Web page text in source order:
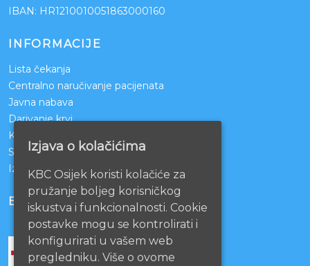
IBAN: HR1210010051863000160
INFORMACIJE
Lista čekanja
Centralno naručivanje pacijenata
Javna nabava
Darivanje krvi
KBCO Webmail
Sestrinstvo KBC Osijek
Izjava o pristupačnosti mrežnih stranica
BOLNICE PARTNERI
Izjava o kolačićima
KBC Osijek koristi kolačiće za
pružanje boljeg korisničkog
iskustva i funkcionalnosti. Cookie
postavke mogu se kontrolirati i
konfigurirati u vašem web
pregledniku. Više o ovome